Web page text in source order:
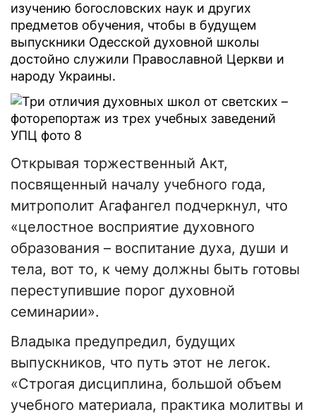
изучению богословских наук и других
предметов обучения, чтобы в будущем
выпускники Одесской духовной школы
достойно служили Православной Церкви и
народу Украины.
Открывая торжественный Акт,
посвященный началу учебного года,
митрополит Агафангел подчеркнул, что
«целостное восприятие духовного
образования – воспитание духа, души и
тела, вот то, к чему должны быть готовы
переступившие порог духовной
семинарии».
Владыка предупредил, будущих
выпускников, что путь этот не легок.
«Строгая дисциплина, большой объем
учебного материала, практика молитвы и